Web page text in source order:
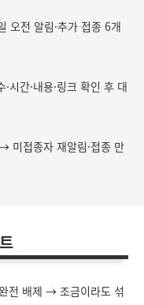
오전 알림·추가 접종 6개
시간·내용·링크 확인 후 대
미접종자 재알림·접종 만
전 배제 → 조금이라도 섞